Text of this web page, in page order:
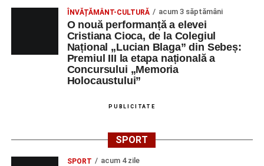
educație. După trei ediții care au abordat comunicarea
didactică, dinamica diferențelor, participarea și luarea
deciziilor, comunitatea Sinaxa Educațională își propune
să revină la întrebările fundamentale despre valorile care
stau la baza actului educațional și despre rolul
profesorului în formarea caracterului tinerilor.
Despre comunitatea Sinaxa Educațională
„Sinaxa Educațională”
profesori, dedicată susținerii unei educații centrate pe
valorile creștin-ortodoxe și pe formarea caracterului
ÎNVĂȚĂMÂNT-CULTURĂ acum 3 săptămâni
O nouă performanță a elevei
Cristiana Cioca, de la Colegiul
Național „Lucian Blaga” din Sebeș:
Premiul III la etapa națională a
Concursului „Memoria
Holocaustului”
PUBLICITATE
SPORT
SPORT acum 4 zile